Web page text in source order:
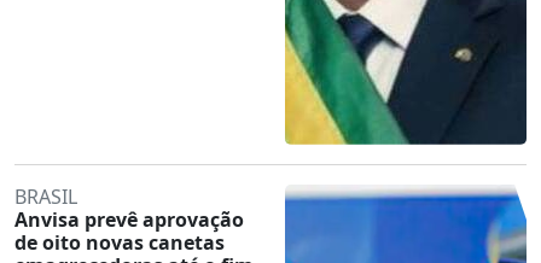
BRASIL
Anvisa prevê aprovação
de oito novas canetas